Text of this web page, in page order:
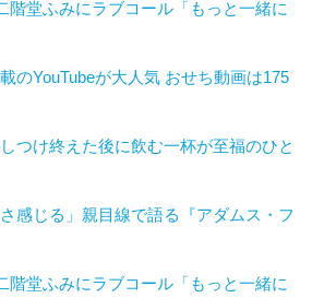
階堂ふみにラブコール「もっと一緒に
のYouTubeが大人気 おせち動画は175
つけ終えた後に飲む一杯が至福のひと
感じる」親目線で語る『アダムス・フ
階堂ふみにラブコール「もっと一緒に